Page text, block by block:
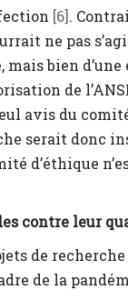
[6].
ne pas
mais bien
de
avis du
serait donc
d’éthique
contre leur
de
de la